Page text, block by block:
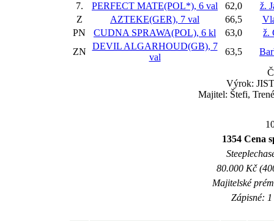
7. PERFECT MATE(POL*), 6 val 62,0
ž.
Z
AZTEKE(GER), 7 val 66,5
PN
CUDNA SPRAWA(POL), 6 kl 63,0
ž.
ZN
DEVIL ALGARHOUD(GB), 7
val
63,5
Výrok:
Majitel: Štefi,
1354 Cena
80.000 Kč
Majitelské
Zápisné: